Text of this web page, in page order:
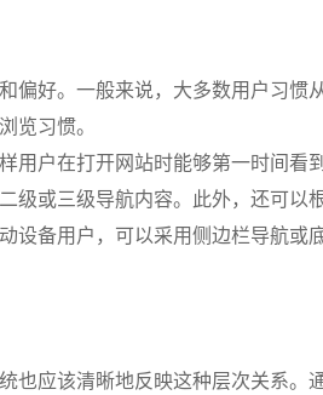
偏好。一般来说，大多数用户习惯
览习惯。
用户在打开网站时能够第一时间看
级或三级导航内容。此外，还可以
设备用户，可以采用侧边栏导航或
也应该清晰地反映这种层次关系。